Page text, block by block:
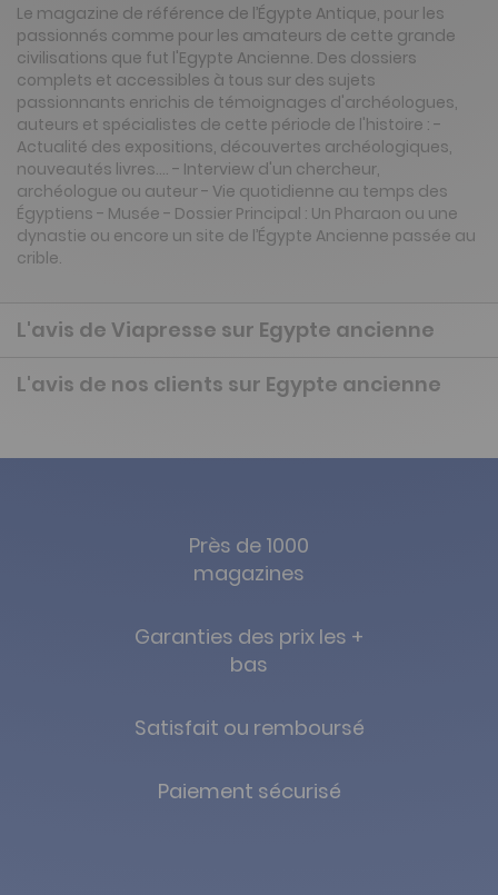
Le magazine de référence de l’Égypte Antique, pour les
passionnés comme pour les amateurs de cette grande
civilisations que fut l'Egypte Ancienne. Des dossiers
complets et accessibles à tous sur des sujets
passionnants enrichis de témoignages d'archéologues,
auteurs et spécialistes de cette période de l'histoire : -
Actualité des expositions, découvertes archéologiques,
nouveautés livres.... - Interview d'un chercheur,
archéologue ou auteur - Vie quotidienne au temps des
Égyptiens - Musée - Dossier Principal : Un Pharaon ou une
dynastie ou encore un site de l’Égypte Ancienne passée au
crible.
L'avis de Viapresse sur Egypte ancienne
L'avis de nos clients sur Egypte ancienne
Près de 1000
magazines
Garanties des prix les +
bas
Satisfait ou remboursé
Paiement sécurisé